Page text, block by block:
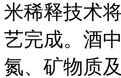
米稀释技术
艺完成。酒
氮、矿物质